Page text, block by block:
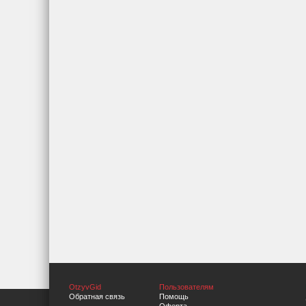
OtzyvGid
Обратная связь
Пользователям
Помощь